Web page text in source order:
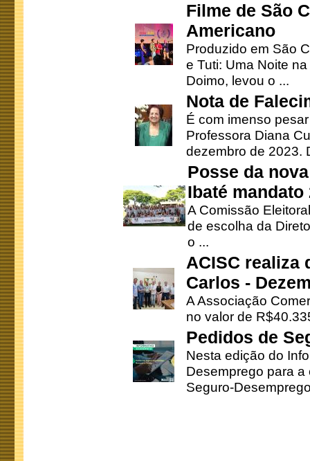
Filme de São
Americano
Produzido em São
e Tuti: Uma Noite
Doimo, levou o ...
Nota de
É com imenso
Professora Diana
dezembro de 2023.
Posse da
Ibaté mandato
A Comissão
de escolha da
o ...
ACISC realiza
Carlos -
A Associação
no valor de
Pedidos de
Nesta edição do
Desemprego para
Seguro-